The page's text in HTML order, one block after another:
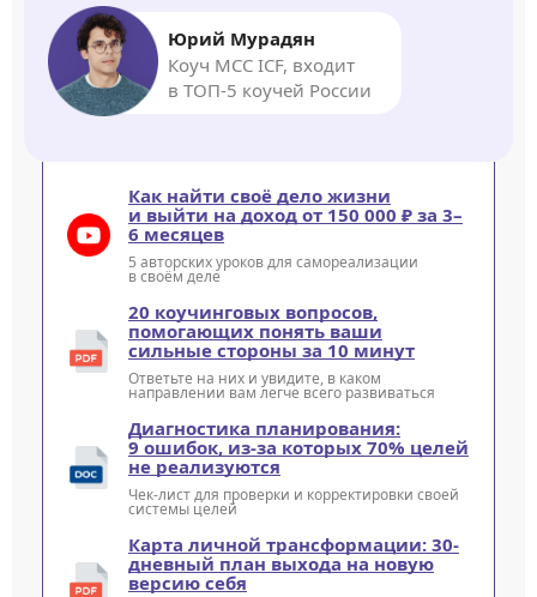
Юрий Мурадян
Коуч MCC ICF, входит
в ТОП-5 коучей России
Как найти своё дело жизни
и выйти на доход от 150 000 ₽ за 3–
6 месяцев
5 авторских уроков для самореализации
в своём деле
20 коучинговых вопросов,
помогающих понять ваши
сильные стороны за 10 минут
Ответьте на них и увидите, в каком
направлении вам легче всего развиваться
Диагностика планирования:
9 ошибок, из-за которых 70% целей
не реализуются
Чек-лист для проверки и корректировки своей
системы целей
Карта личной трансформации: 30-
дневный план выхода на новую
версию себя